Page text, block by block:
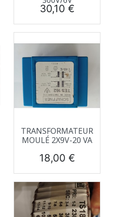
Prix
30,10 €
TRANSFORMATEUR
MOULÉ 2X9V-20 VA
Prix
18,00 €